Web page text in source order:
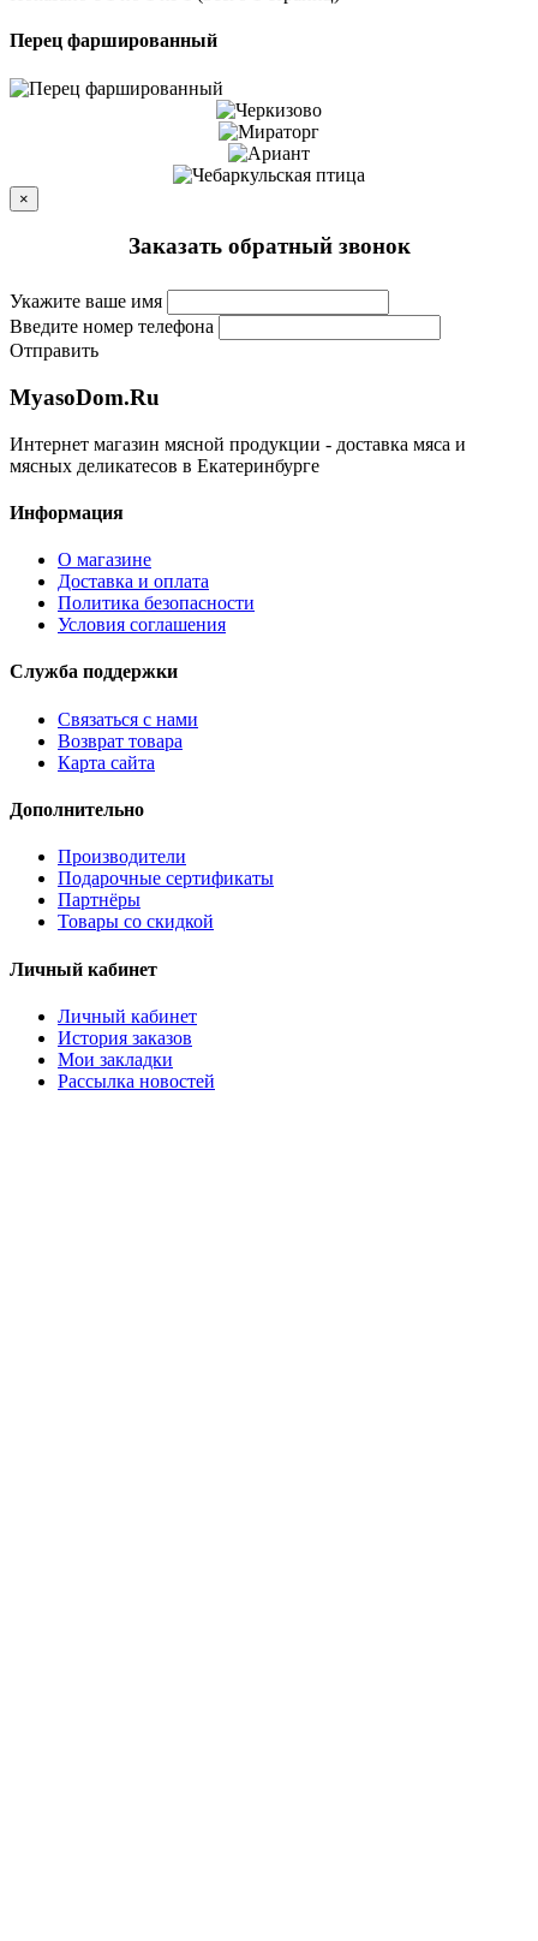
Перец фаршированный
×
Заказать обратный звонок
Укажите ваше имя
Введите номер телефона
Отправить
MyasoDom.Ru
Интернет магазин мясной продукции - доставка мяса и
мясных деликатесов в Екатеринбурге
Информация
О магазине
Доставка и оплата
Политика безопасности
Условия соглашения
Служба поддержки
Связаться с нами
Возврат товара
Карта сайта
Дополнительно
Производители
Подарочные сертификаты
Партнёры
Товары со скидкой
Личный кабинет
Личный кабинет
История заказов
Мои закладки
Рассылка новостей